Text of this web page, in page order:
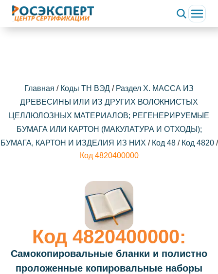
Главная / Коды ТН ВЭД / Раздел X. МАССА ИЗ
ДРЕВЕСИНЫ ИЛИ ИЗ ДРУГИХ ВОЛОКНИСТЫХ
ЦЕЛЛЮЛОЗНЫХ МАТЕРИАЛОВ; РЕГЕНЕРИРУЕМЫЕ
БУМАГА ИЛИ КАРТОН (МАКУЛАТУРА И ОТХОДЫ);
БУМАГА, КАРТОН И ИЗДЕЛИЯ ИЗ НИХ / Код 48 / Код 4820 /
Код 4820400000
Код 4820400000:
Самокопировальные бланки и полистно
проложенные копировальные наборы
ChatApp
online
WhatsApp